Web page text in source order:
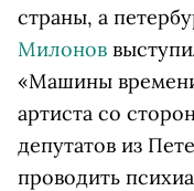
страны, а
Милонов
«Машины
артиста со
депутатов из
проводить